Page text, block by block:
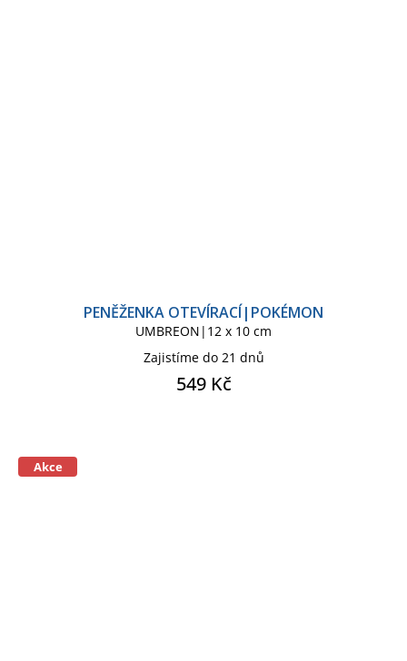
PENĚŽENKA OTEVÍRACÍ|POKÉMON
UMBREON|12 x 10 cm
Zajistíme do 21 dnů
549 Kč
Akce